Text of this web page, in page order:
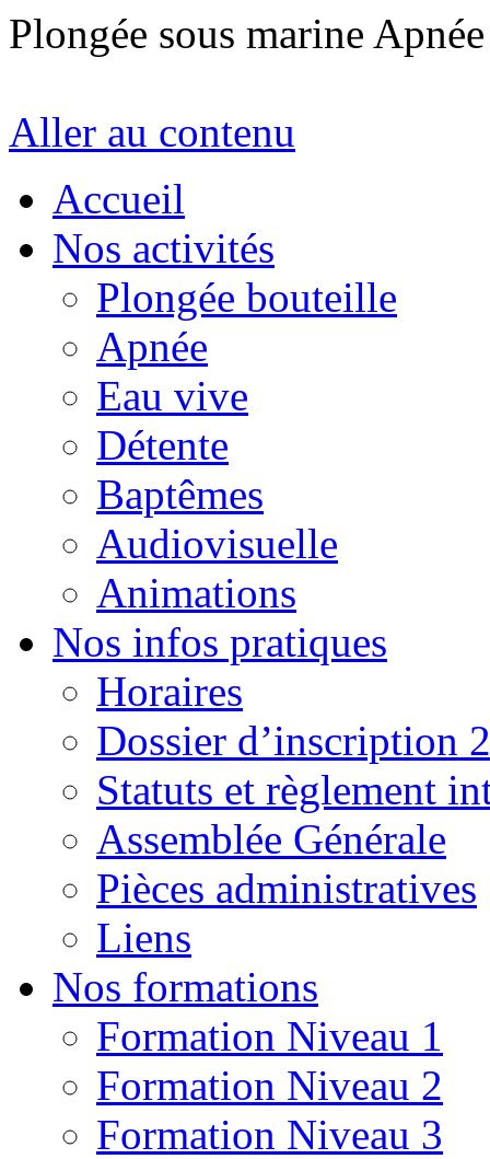
Plongée sous marine
Aller au contenu
Accueil
Nos activités
Plongée bouteille
Apnée
Eau vive
Détente
Baptêmes
Audiovisuelle
Animations
Nos infos pratiques
Horaires
Dossier d’inscription
Statuts et règlement
Assemblée Générale
Pièces administratives
Liens
Nos formations
Formation Niveau 1
Formation Niveau 2
Formation Niveau 3